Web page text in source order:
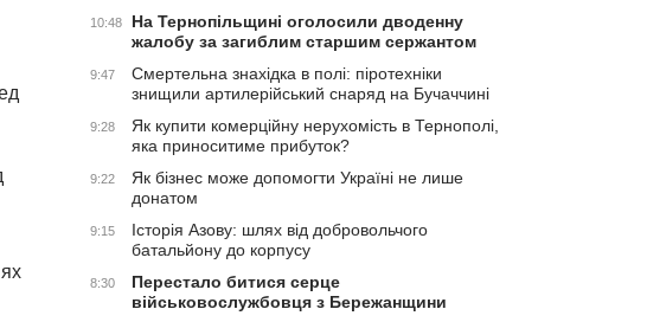
10:48
На Тернопільщині оголосили дводенну
жалобу за загиблим старшим сержантом
9:47
Смертельна знахідка в полі: піротехніки
знищили артилерійський снаряд на Бучаччині
9:28
Як купити комерційну нерухомість в Тернополі,
яка приноситиме прибуток?
9:22
Як бізнес може допомогти Україні не лише
донатом
9:15
Історія Азову: шлях від добровольчого
батальйону до корпусу
8:30
Перестало битися серце
військовослужбовця з Бережанщини